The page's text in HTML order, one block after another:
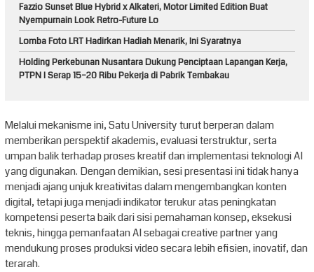
Fazzio Sunset Blue Hybrid x Alkateri, Motor Limited Edition Buat
Nyempurnain Look Retro-Future Lo
Lomba Foto LRT Hadirkan Hadiah Menarik, Ini Syaratnya
Holding Perkebunan Nusantara Dukung Penciptaan Lapangan Kerja,
PTPN I Serap 15–20 Ribu Pekerja di Pabrik Tembakau
Melalui mekanisme ini, Satu University turut berperan dalam
memberikan perspektif akademis, evaluasi terstruktur, serta
umpan balik terhadap proses kreatif dan implementasi teknologi AI
yang digunakan. Dengan demikian, sesi presentasi ini tidak hanya
menjadi ajang unjuk kreativitas dalam mengembangkan konten
digital, tetapi juga menjadi indikator terukur atas peningkatan
kompetensi peserta baik dari sisi pemahaman konsep, eksekusi
teknis, hingga pemanfaatan AI sebagai creative partner yang
mendukung proses produksi video secara lebih efisien, inovatif, dan
terarah.